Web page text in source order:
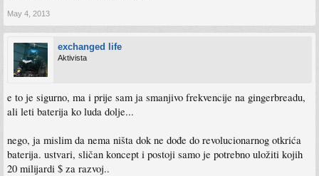
May 4, 2013
exchanged life
Aktivista
e to je sigurno, ma i prije sam ja smanjivo frekvencije na gingerbreadu,
ali leti baterija ko luda dolje...
nego, ja mislim da nema ništa dok ne dođe do revolucionarnog otkrića
baterija. ustvari, sličan koncept i postoji samo je potrebno uložiti kojih
20 milijardi $ za razvoj..